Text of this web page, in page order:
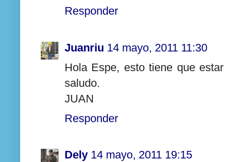
Responder
Juanriu 14 mayo, 2011 11:30
Hola Espe, esto tiene que
saludo.
JUAN
Responder
Dely 14 mayo, 2011 19:15